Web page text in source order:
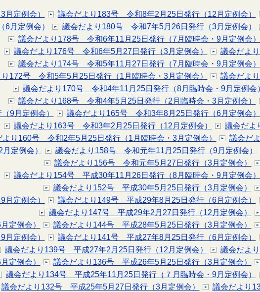
定例会）
議会だより183号 令和8年2月25日発行（12月定例会）
月定例会）
議会だより180号 令和7年5月26日発行（3月定例会）
議会だより178号 令和6年11月25日発行（7月臨時会・9月定例会）
議会だより176号 令和6年5月27日発行（3月定例会）
議会だよ
議会だより174号 令和5年11月27日発行（7月臨時会・9月定例会）
172号 令和5年5月25日発行（1月臨時会・3月定例会）
議会だよ
議会だより170号 令和4年11月25日発行（8月臨時会・9月定例会
議会だより168号 令和4年5月25日発行（2月臨時会・3月定例会）
9月定例会）
議会だより165号 令和3年8月25日発行（6月定例会）
議会だより163号 令和3年2月25日発行（12月定例会）
議会だよ
より160号 令和2年5月25日発行（1月臨時会・3月定例会）
議会だ
定例会）
議会だより158号 令和元年11月25日発行（9月定例会）
議会だより156号 令和元年5月27日発行（3月定例会）
議会だより154号 平成30年11月26日発行（8月臨時会・9月定例会）
議会だより152号 平成30年5月25日発行（3月定例会）
定例会）
議会だより149号 平成29年8月25日発行（6月定例会）
議会だより147号 平成29年2月27日発行（12月定例会）
定例会）
議会だより144号 平成28年5月25日発行（3月定例会）
定例会）
議会だより141号 平成27年8月25日発行（6月定例会）
議会だより139号 平成27年2月25日発行（12月定例会）
議会だよ
定例会）
議会だより136号 平成26年5月25日発行（3月定例会）
議会だより134号 平成25年11月25日発行（７月臨時会・9月定例会）
議会だより132号 平成25年5月27日発行（3月定例会）
議会だより